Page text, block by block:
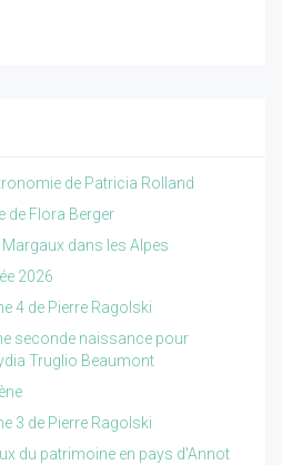
de Patricia Rolland
de Flora Berger
Margaux dans les Alpes
2026
4 de Pierre Ragolski
seconde naissance pour
Truglio Beaumont
3 de Pierre Ragolski
du patrimoine en pays d'Annot